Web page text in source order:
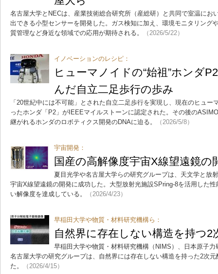
名古屋大学とNECは、産業技術総合研究所（産総研）と共同で室温にお
出できる小型センサーを開発した。ガス検知に加え、環境モニタリング
質管理など身近な領域での応用が期待される。
（2026/5/22）
イノベーションのレシピ：
ヒューマノイドの“始祖”ホンダ
んだ自立二足歩行の歩み
「20世紀中には不可能」とされた自立二足歩行を実現し、現在のヒュー
ったホンダ「P2」がIEEEマイルストーンに認定された。その後の
継がれるホンダのロボティクス開発のDNAに迫る。
（2026/5/8）
宇宙開発：
国産の高解像度宇宙X線望遠鏡の
夏目光学や名古屋大学らの研究グループは、天文学と放
宇宙X線望遠鏡の開発に成功した。大型放射光施設SPring-8を活用した
い解像度を達成している。
（2026/4/23）
早稲田大学や物質・材料研究機構ら：
自然界に存在しない構造を持つ2
早稲田大学や物質・材料研究機構（NIMS）、日本原子
名古屋大学の研究グループは、自然界には存在しない構造を持った2次
た。
（2026/4/15）